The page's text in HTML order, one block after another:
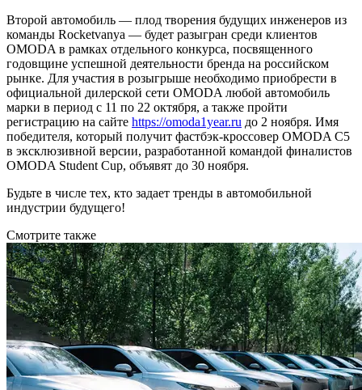
Второй автомобиль — плод творения будущих инженеров из
команды Rocketvanya — будет разыгран среди клиентов
OMODA в рамках отдельного конкурса, посвященного
годовщине успешной деятельности бренда на российском
рынке. Для участия в розыгрыше необходимо приобрести в
официальной дилерской сети OMODA любой автомобиль
марки в период с 11 по 22 октября, а также пройти
регистрацию на сайте https://omoda1year.ru до 2 ноября. Имя
победителя, который получит фастбэк-кроссовер OMODA C5
в эксклюзивной версии, разработанной командой финалистов
OMODA Student Cup, объявят до 30 ноября.
Будьте в числе тех, кто задает тренды в автомобильной
индустрии будущего!
Смотрите также